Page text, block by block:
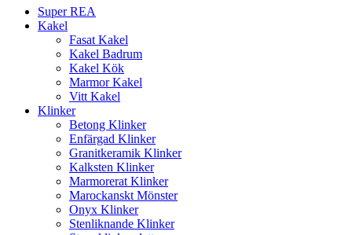
Super REA
Kakel
Fasat Kakel
Kakel Badrum
Kakel Kök
Marmor Kakel
Vitt Kakel
Klinker
Betong Klinker
Enfärgad Klinker
Granitkeramik Klinker
Kalksten Klinker
Marmorerat Klinker
Marockanskt Mönster
Onyx Klinker
Stenliknande Klinker